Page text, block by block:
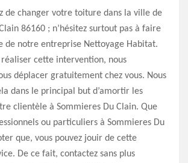
de changer votre toiture dans la ville de
86160 ; n’hésitez surtout pas à faire
de notre entreprise Nettoyage Habitat.
réaliser cette intervention, nous
déplacer gratuitement chez vous. Nous
dans le principal but d’amortir les
clientèle à Sommieres Du Clain. Que
ou particuliers à Sommieres Du
que, vous pouvez jouir de cette
De ce fait, contactez sans plus